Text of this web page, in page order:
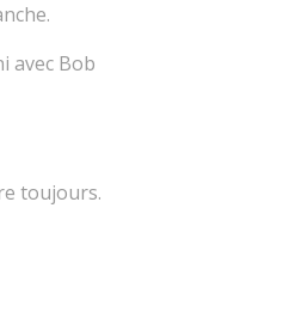
avec Bob
toujours.